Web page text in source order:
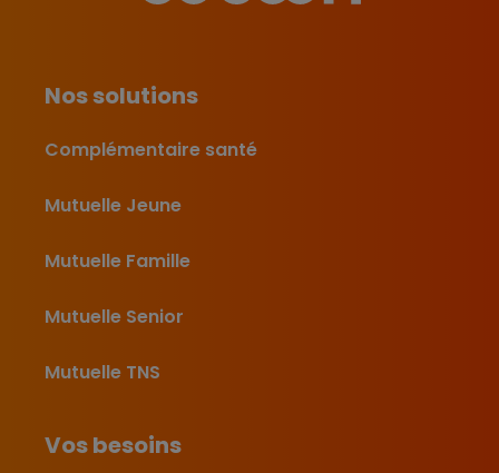
Nos solutions
Complémentaire santé
Mutuelle Jeune
Mutuelle Famille
Mutuelle Senior
Mutuelle TNS
Vos besoins